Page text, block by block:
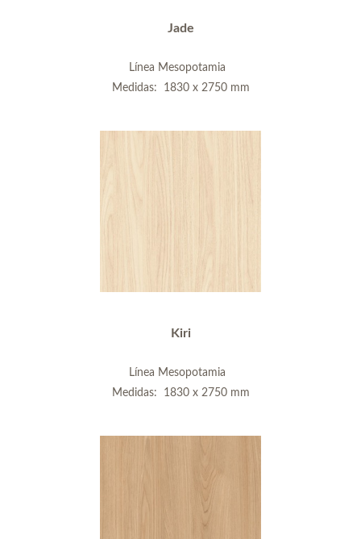
Jade
Línea Mesopotamia
Medidas: 1830 x 2750 mm
Kiri
Línea Mesopotamia
Medidas: 1830 x 2750 mm